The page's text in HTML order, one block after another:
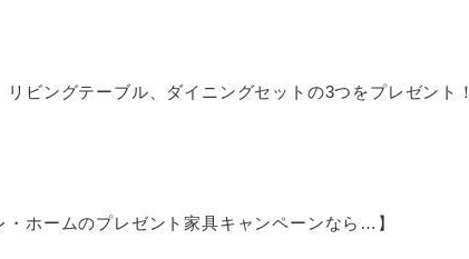
リビングテーブル、ダイニングセットの3つをプレゼント！
・ホームのプレゼント家具キャンペーンなら…】